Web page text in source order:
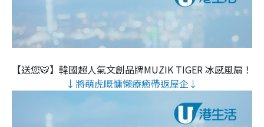
【送您🐯】韓國超人氣文創品牌MUZIK TIGER 冰感風扇！
↓將萌虎嘅慵懶療癒帶返屋企↓